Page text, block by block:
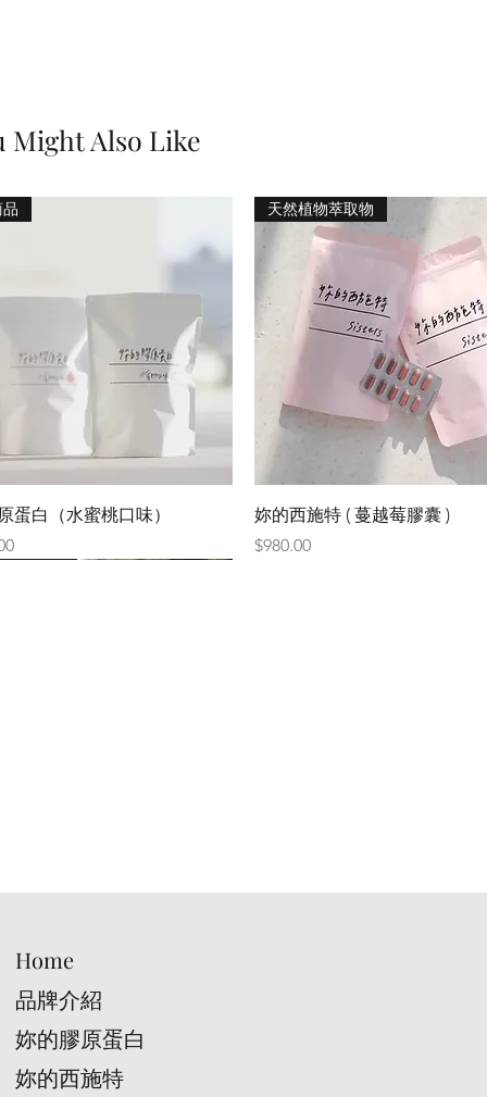
Might Also Like
蛋白（水蜜桃口味）
天然植物萃取物
妳的西施特 ( 蔓越莓膠囊 )
價格
$980.00
Home
品牌介紹
妳的膠原蛋白
妳的西施特